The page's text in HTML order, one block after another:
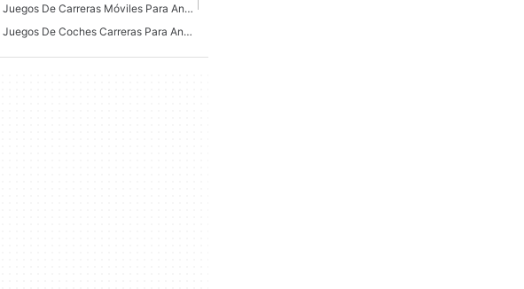
Juegos De Carreras Móviles Para Android
Juegos De Coches Carreras Para Android